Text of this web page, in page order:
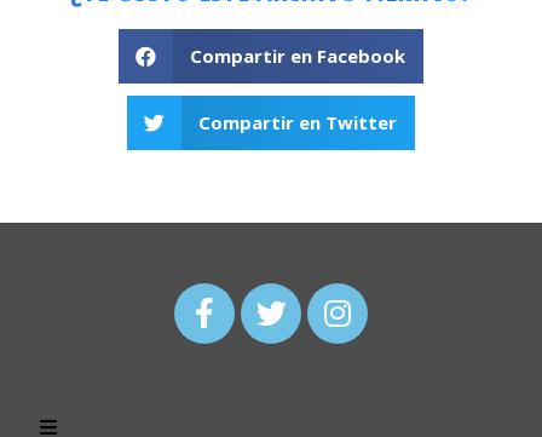
Compartir en Facebook
Compartir en Twitter